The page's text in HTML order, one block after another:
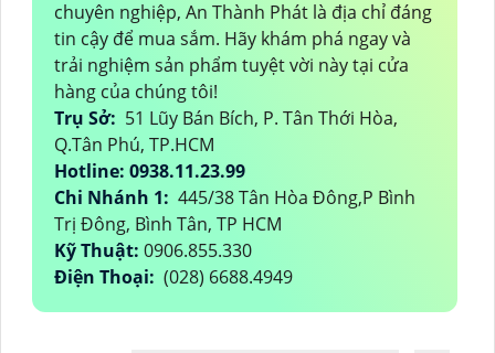
chuyên nghiệp, An Thành Phát là địa chỉ đáng
tin cậy để mua sắm. Hãy khám phá ngay và
trải nghiệm sản phẩm tuyệt vời này tại cửa
hàng của chúng tôi!
Trụ Sở: 51 Lũy Bán Bích, P. Tân Thới Hòa,
Q.Tân Phú, TP.HCM
Hotline: 0938.11.23.99
Chi Nhánh 1: 445/38 Tân Hòa Đông,P Bình
Trị Đông, Bình Tân, TP HCM
Kỹ Thuật: 0906.855.330
Điện Thoại: (028) 6688.4949